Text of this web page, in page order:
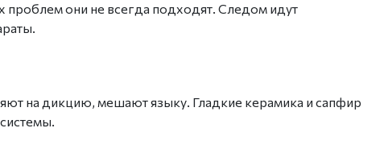
они не всегда подходят. Следом идут
на дикцию, мешают языку. Гладкие керамика и сапфир